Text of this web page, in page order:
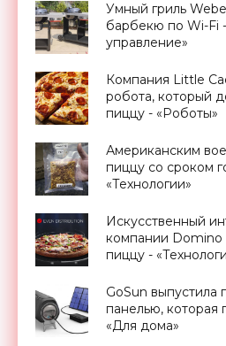
Умный гриль
барбекю по Wi-Fi
управление»
Компания Little
робота, который
пиццу - «Роботы»
Американским
пиццу со сроком
«Технологии»
Искусственный
компании Domino
пиццу -
GoSun выпустила
панелью, которая
«Для дома»